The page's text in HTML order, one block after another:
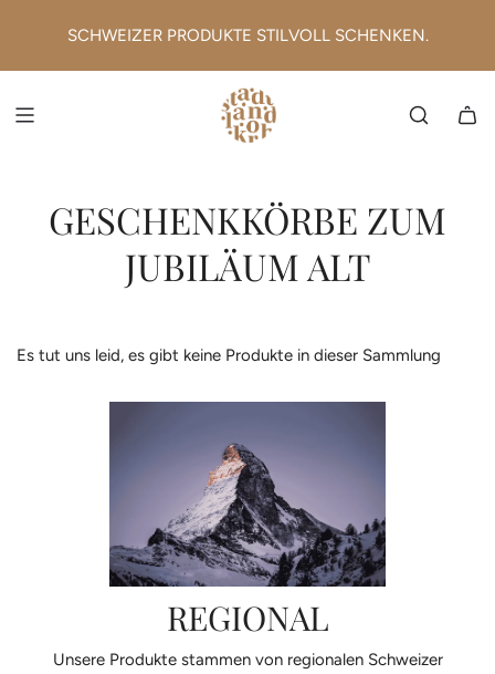
SCHWEIZER PRODUKTE STILVOLL SCHENKEN.
GESCHENKKÖRBE ZUM
JUBILÄUM ALT
Es tut uns leid, es gibt keine Produkte in dieser Sammlung
REGIONAL
Unsere Produkte stammen von regionalen Schweizer